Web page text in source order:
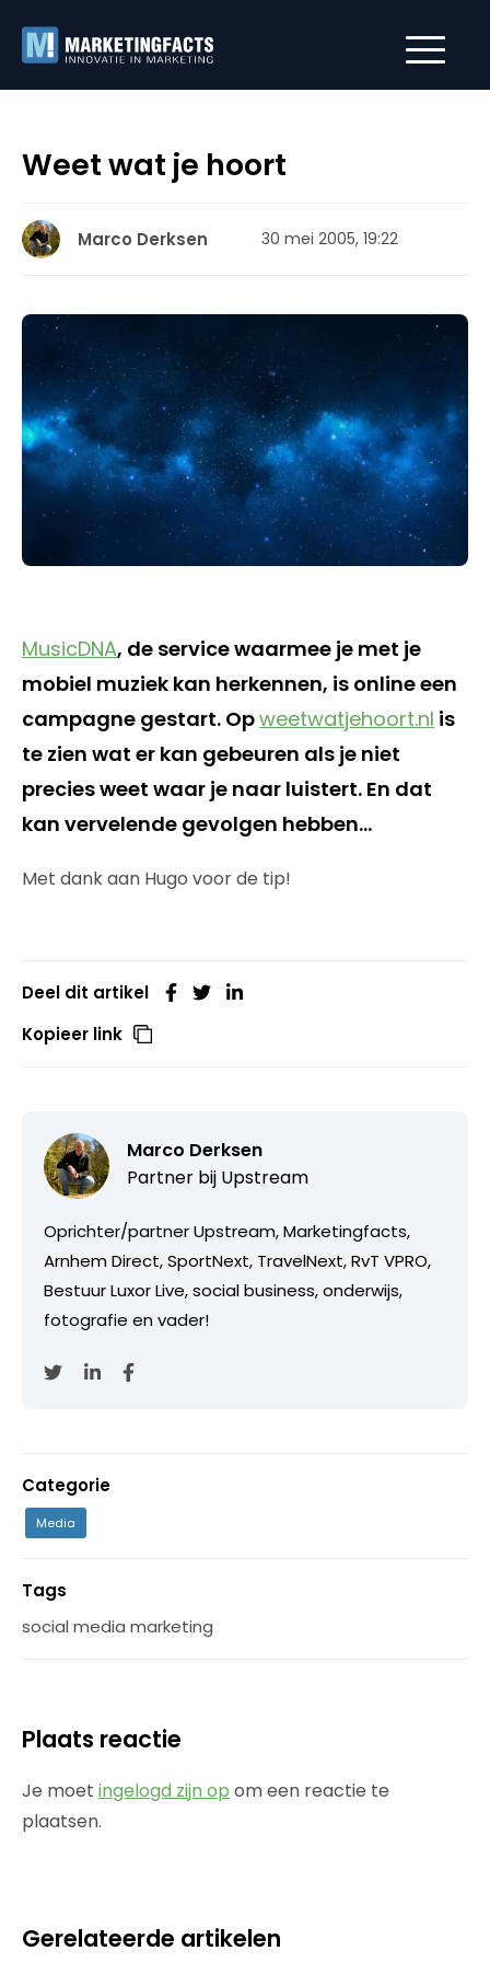
Weet wat je hoort
Marco Derksen 30 mei 2005, 19:22
MusicDNA, de service waarmee je met je
mobiel muziek kan herkennen, is online een
campagne gestart. Opweetwatjehoort.nl is
te zien wat er kan gebeuren als je niet
precies weet waar je naar luistert. En dat
kan vervelende gevolgen hebben…
Met dank aan Hugo voor de tip!
Deel dit artikel
Kopieer link
Marco Derksen
Partner bij Upstream
Oprichter/partner Upstream, Marketingfacts,
Arnhem Direct, SportNext, TravelNext, RvT VPRO,
Bestuur Luxor Live, social business, onderwijs,
fotografie en vader!
Categorie
Media
Tags
social media marketing
Plaats reactie
Je moet ingelogd zijn op om een reactie te
plaatsen.
Gerelateerde artikelen